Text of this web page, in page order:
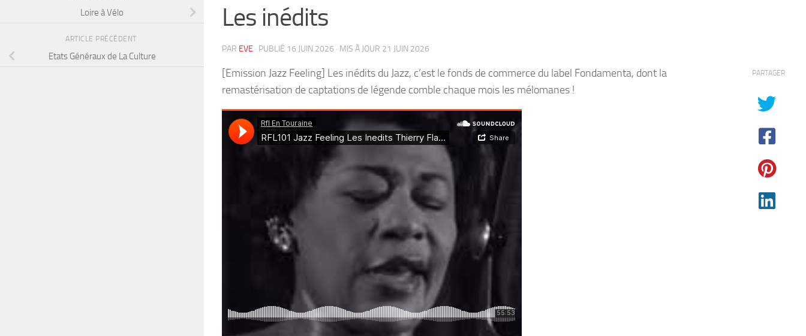
Les inédits
PAR EVE · PUBLIÉ 16 JUIN 2026 · MIS À JOUR 21 JUIN 2026
[Emission Jazz Feeling] Les inédits du Jazz, c’est le fonds de commerce du label Fondamenta, dont la
remastérisation de captations de légende comble chaque mois les mélomanes !
PARTAGER
Loire à Vélo
ARTICLE PRÉCÉDENT
Etats Généraux de La Culture